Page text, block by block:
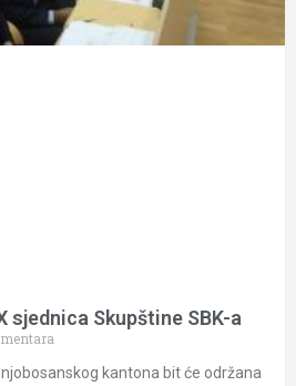
sjednica Skupštine SBK-a
kantona bit će održana